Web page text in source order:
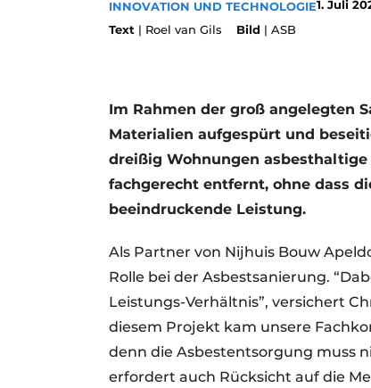
Datenschutz / Cookie-Erklärung
Geschichte Metadaten
Videos
INNOVATION UND TECHNOLOGIE1. Juli
Text | Roel van Gils Bild | ASB
Im Rahmen der groß angelegten
Materialien aufgespürt und
dreißig Wohnungen
fachgerecht entfernt, ohne dass
beeindruckende Leistung.
Als Partner von Nijhuis Bouw
Rolle bei der Asbestsanierung.
Leistungs-Verhältnis”, versichert
diesem Projekt kam unsere
denn die Asbestentsorgung muss
erfordert auch Rücksicht auf die